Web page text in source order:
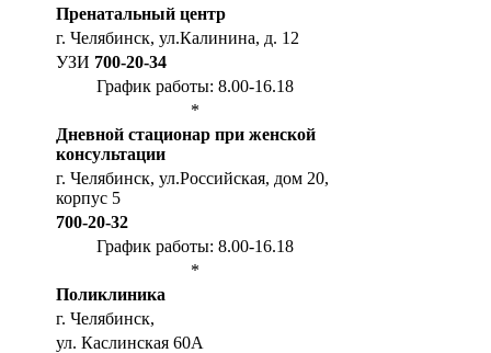
Пренатальный центр
г. Челябинск, ул.Калинина, д. 12
УЗИ 700-20-34
График работы: 8.00-16.18
*
Дневной стационар при женской
консультации
г. Челябинск, ул.Российская, дом 20,
корпус 5
700-20-32
График работы: 8.00-16.18
*
Поликлиника
г. Челябинск,
ул. Каслинская 60А